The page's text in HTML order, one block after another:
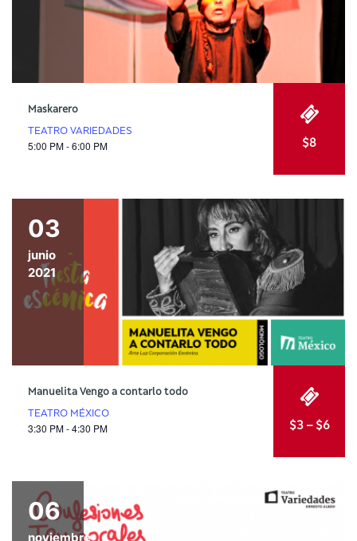
Maskarero
TEATRO VARIEDADES
5:00 PM - 6:00 PM $8
03
junio
2021
Manuelita Vengo a contarlo todo
TEATRO MÉXICO
3:30 PM - 4:30 PM $3 – $6
06
noviembre